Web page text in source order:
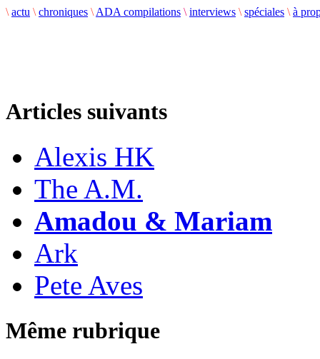
\ actu \ chroniques \ ADA compilations \ interviews \ spéciales \ à
Articles suivants
Alexis HK
The A.M.
Amadou & Mariam
Ark
Pete Aves
Même rubrique